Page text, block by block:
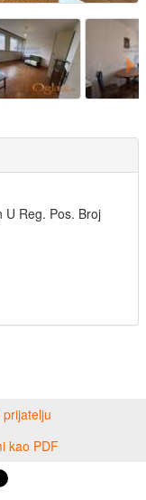
U Reg. Pos. Broj
prijatelju
kao PDF